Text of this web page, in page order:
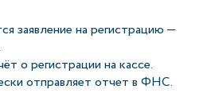
заявление на регистрацию —
о регистрации на кассе.
отправляет отчет в ФНС.